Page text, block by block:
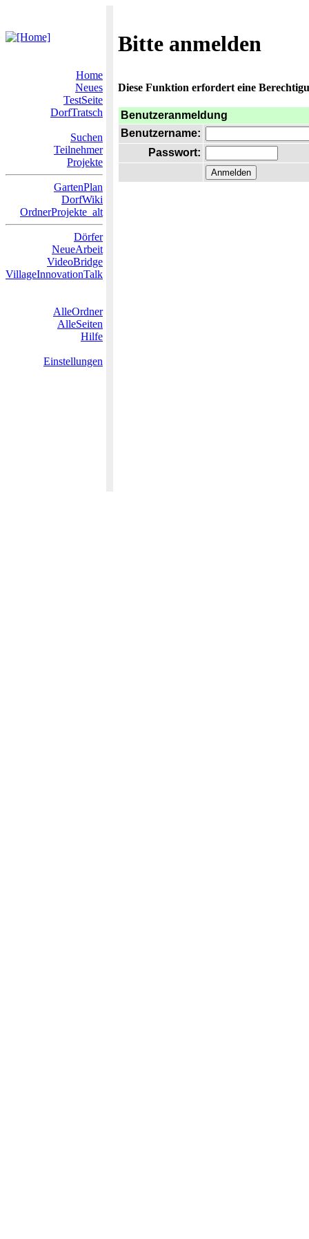
Bitte anmelden
Home
Neues
TestSeite
DorfTratsch
Suchen
Teilnehmer
Projekte
GartenPlan
DorfWiki
OrdnerProjekte_alt
Dörfer
NeueArbeit
VideoBridge
VillageInnovationTalk
AlleOrdner
AlleSeiten
Hilfe
Einstellungen
Diese Funktion erfordert eine
Benutzeranmeldung
Benutzername:
Passwort: